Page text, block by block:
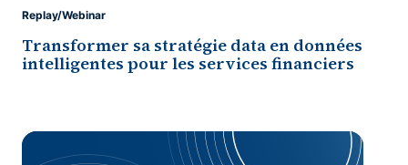
Replay/Webinar
Transformer sa stratégie data en données
intelligentes pour les services financiers